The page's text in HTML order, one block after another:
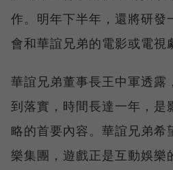
作。明年下半年，還將研發
會和華誼兄弟的電影或電視
華誼兄弟董事長王中軍透露
到落實，時間長達一年，是
略的首要內容。華誼兄弟希
樂集團，遊戲正是互動娛樂